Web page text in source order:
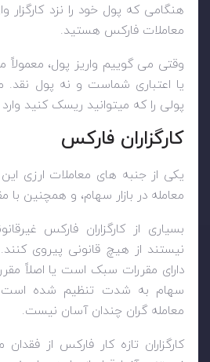
هنگامی که پول خود را نزد کارگزار
معاملات فارکس هستید.
وقتی می گوییم واریز پول، معمولاً
یا اعتباری شماست و نه پول نقد.
پولی را که میتوانید ریسک کنید وارد
کارگزاران فارکس
یکی از جنبه های معاملات ارزی
معامله در بازار سهام، و همچنین
بسیاری از کارگزاران فارکس
نیستند از هیچ قانونی پیروی
دارای مقررات سبک است یا اصلاً
سهام به شدت تنظیم شده است
معامله گران چندان آسان نیست.
کارگزاران تازه کار فارکس از